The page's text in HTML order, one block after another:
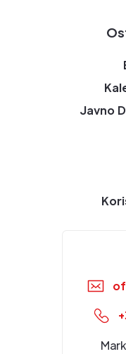
Javno